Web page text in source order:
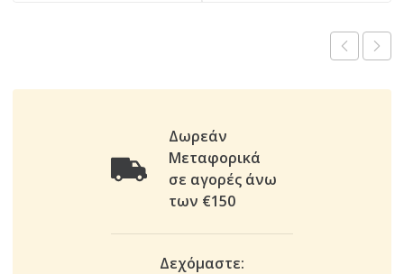
Δωρεάν
Μεταφορικά
σε αγορές άνω
των €150
Δεχόμαστε: